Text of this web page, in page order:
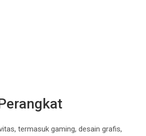
termasuk gaming, desain grafis,